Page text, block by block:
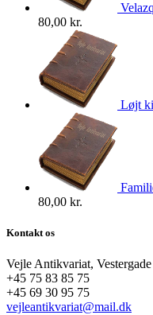
80,00 kr.
Løjt
80,00 kr.
Kontakt os
Vejle Antikvariat,
+45 75 83 85 75
+45 69 30 95 75
vejleantikvariat@mail.dk